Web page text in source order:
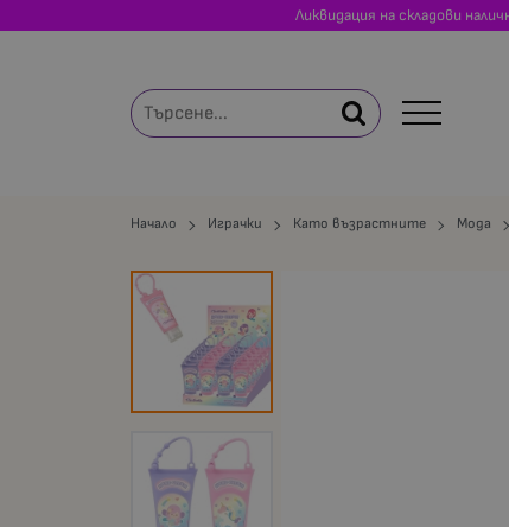
Ликвидация на складови
Начало Играчки Като възрастните Мода